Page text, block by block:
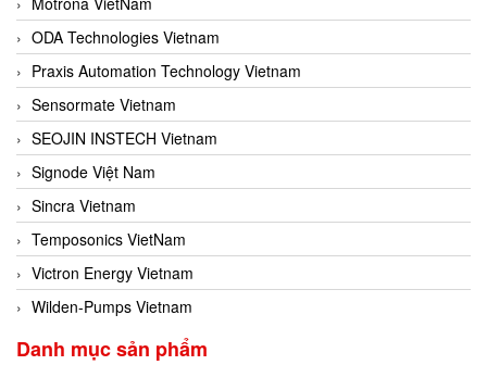
ODA Technologies Vietnam
Praxis Automation Technology Vietnam
Sensormate Vietnam
SEOJIN INSTECH Vietnam
Signode Việt Nam
Sincra Vietnam
Temposonics VietNam
Victron Energy Vietnam
Wilden-Pumps Vietnam
Danh mục sản phẩm